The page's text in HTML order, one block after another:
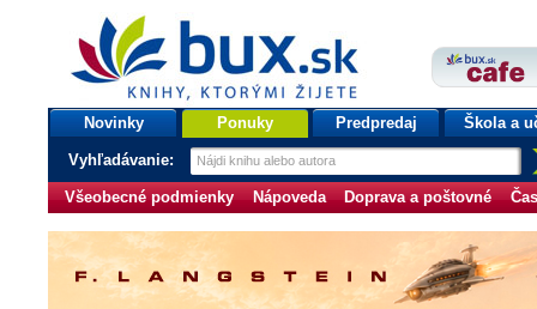
bux.sk
knihy, ktorými žijete
Úvodná stránka
Novinky Ponuky Predpredaj Škola a
Vyhľadávanie:
Všeobecné podmienky Nápoveda Doprava a poštovné